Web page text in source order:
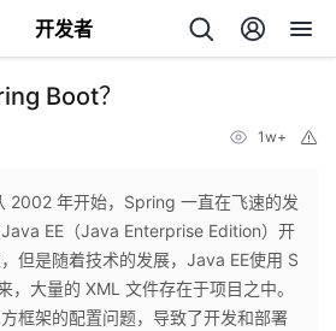
开发者
Boot？
1w+
2002 年开始，Spring 一直在飞速的发
EE（Java Enterprise Edition）开
但是随着技术的发展，Java EE使用 S
，大量的 XML 文件存在于项目之中。
框架的配置问题，导致了开发和部署